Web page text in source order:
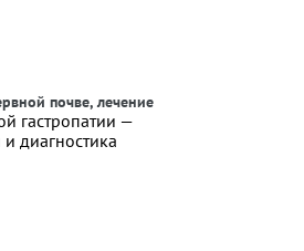
почве, лечение